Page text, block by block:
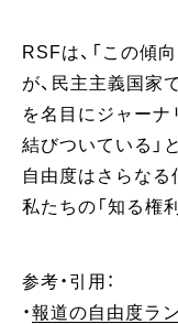
RSFは、「この傾
が、民主主義国家
を名目にジャー
結びついている」
自由度はさらなる
私たちの「知る権
参考・引用：
・報道の自由度ラ